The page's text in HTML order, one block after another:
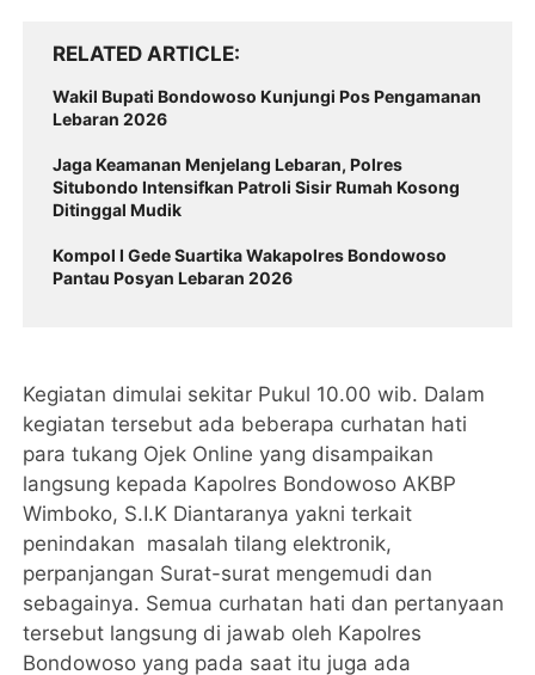
RELATED ARTICLE
Wakil Bupati Bondowoso Kunjungi Pos Pengamanan
Lebaran 2026
Jaga Keamanan Menjelang Lebaran, Polres
Situbondo Intensifkan Patroli Sisir Rumah Kosong
Ditinggal Mudik
Kompol I Gede Suartika Wakapolres Bondowoso
Pantau Posyan Lebaran 2026
Kegiatan dimulai sekitar Pukul 10.00 wib. Dalam
kegiatan tersebut ada beberapa curhatan hati
para tukang Ojek Online yang disampaikan
langsung kepada Kapolres Bondowoso AKBP
Wimboko, S.I.K Diantaranya yakni terkait
penindakan masalah tilang elektronik,
perpanjangan Surat-surat mengemudi dan
sebagainya. Semua curhatan hati dan pertanyaan
tersebut langsung di jawab oleh Kapolres
Bondowoso yang pada saat itu juga ada